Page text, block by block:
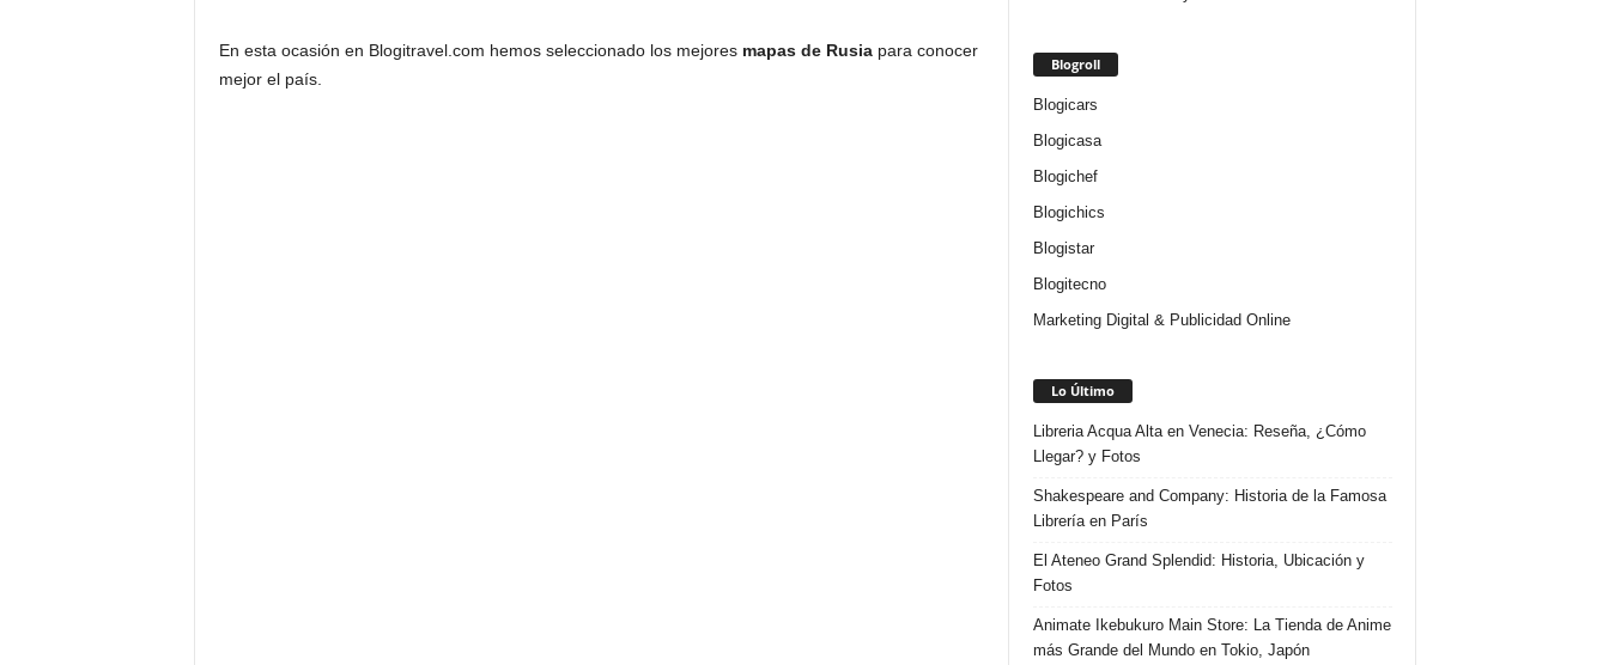
En esta ocasión en Blogitravel.com hemos seleccionado los mejores mapas de Rusiapara conocer
mejor el país.
Blogroll
Blogicars
Blogicasa
Blogichef
Blogichics
Blogistar
Blogitecno
Marketing Digital & Publicidad Online
Lo Último
Libreria Acqua Alta en Venecia: Reseña, ¿Cómo
Llegar? y Fotos
Shakespeare and Company: Historia de la Famosa
Librería en París
El Ateneo Grand Splendid: Historia, Ubicación y
Fotos
Animate Ikebukuro Main Store: La Tienda de Anime
más Grande del Mundo en Tokio, Japón